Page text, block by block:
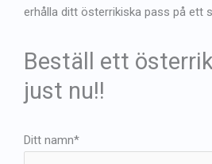
erhålla ditt österrikiska pass på ett
Beställ ett
just nu!!
Ditt namn*